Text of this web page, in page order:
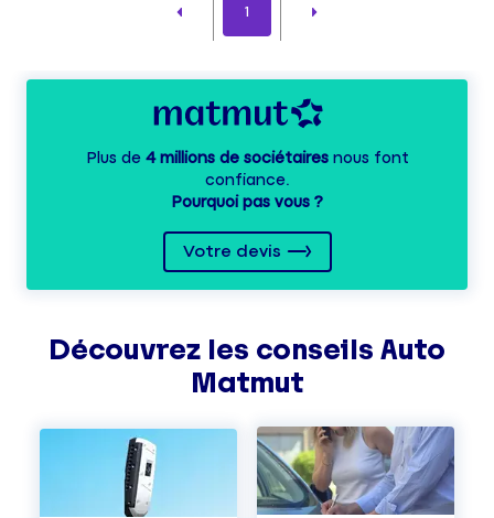
1
Plus de 4 millions de sociétairesnous font
confiance.
Pourquoi pas vous ?
Votre devis
Découvrez les conseils Auto
Matmut